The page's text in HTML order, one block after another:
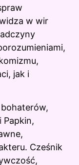
w wir
jak i
Papkin,
Cześnik